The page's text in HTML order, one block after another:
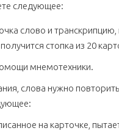
следующее:
слово и
стопка из 20
мнемотехники.
слова нужно
на карточке,